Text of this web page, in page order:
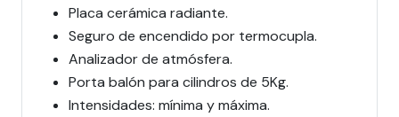
Placa cerámica radiante.
Seguro de encendido por termocupla.
Analizador de atmósfera.
Porta balón para cilindros de 5Kg.
Intensidades: mínima y máxima.